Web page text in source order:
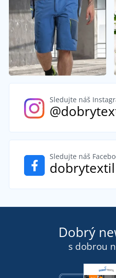
Sledujte náš
Sledujte náš
dobrytextil
Dobrý
s dobrou